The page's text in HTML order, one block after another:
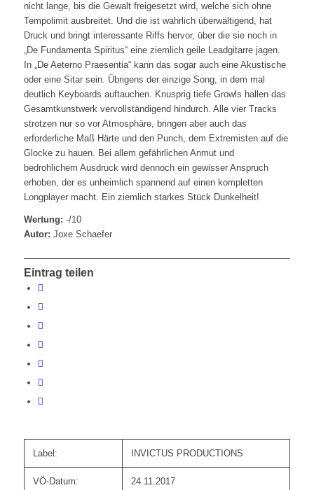
nicht lange, bis die Gewalt freigesetzt wird, welche sich ohne
Tempolimit ausbreitet. Und die ist wahrlich überwältigend, hat
Druck und bringt interessante Riffs hervor, über die sie noch in
„De Fundamenta Spiritus“ eine ziemlich geile Leadgitarre jagen.
In „De Aeterno Praesentia“ kann das sogar auch eine Akustische
oder eine Sitar sein. Übrigens der einzige Song, in dem mal
deutlich Keyboards auftauchen. Knusprig tiefe Growls hallen das
Gesamtkunstwerk vervollständigend hindurch. Alle vier Tracks
strotzen nur so vor Atmosphäre, bringen aber auch das
erforderliche Maß Härte und den Punch, dem Extremisten auf die
Glocke zu hauen. Bei allem gefährlichen Anmut und
bedrohlichem Ausdruck wird dennoch ein gewisser Anspruch
erhoben, der es unheimlich spannend auf einen kompletten
Longplayer macht. Ein ziemlich starkes Stück Dunkelheit!
Wertung: -/10
Autor: Joxe Schaefer
Eintrag teilen
Label: INVICTUS PRODUCTIONS
VÖ-Datum: 24.11.2017